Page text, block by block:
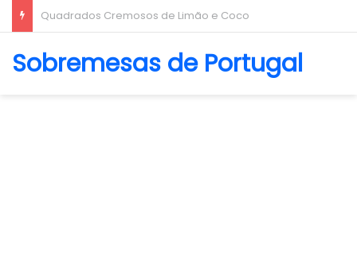
Biscoito Amanteigado
Sobremesas de Portugal